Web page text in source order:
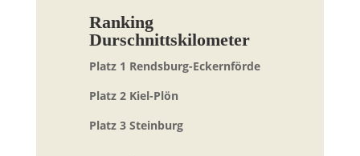
Ranking
Durschnittskilometer
Platz 1 Rendsburg-Eckernförde
Platz 2 Kiel-Plön
Platz 3 Steinburg